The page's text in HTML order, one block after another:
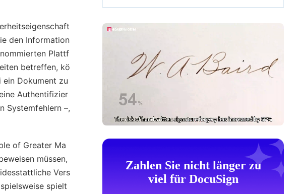
den Information
Plattf
betreffen, kö
ein Dokument zu
Authentifizier
Systemfehlern –,
of Greater Ma
müssen,
Vers
spielt
Zahlen Sie nicht länger zu
viel für DocuSign